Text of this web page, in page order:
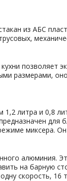
из АБС
размерами,
литра и 0,8
миксера.
алюминия.
на барную
скорость, 16